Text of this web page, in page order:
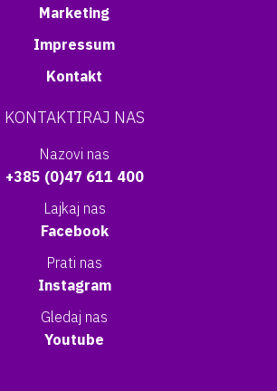
Marketing
Impressum
Kontakt
KONTAKTIRAJ NAS
Nazovi nas
+385 (0)47 611 400
Lajkaj nas
Facebook
Prati nas
Instagram
Gledaj nas
Youtube